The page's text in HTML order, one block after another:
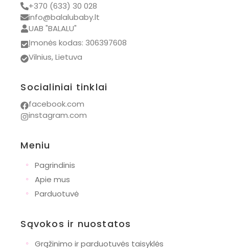
Chewies
Iglu
Kidiwi
Kovap
Mrs. Ertha
Numskull
PAZ Rodriguez
Bianca Maria
Dovanos
Naujagimiams
Gimtadieniui
Pirmajai komunijai
+370 (633) 30 028
info@balalubaby.lt
UAB "BALALU"
Įmonės kodas: 306397608
Vilnius, Lietuva
Socialiniai tinklai
facebook.com
instagram.com
Meniu
◦
Pagrindinis
◦ Apie mus
◦ Parduotuvė
Sąvokos ir nuostatos
◦
Grąžinimo ir parduotuvės taisyklės